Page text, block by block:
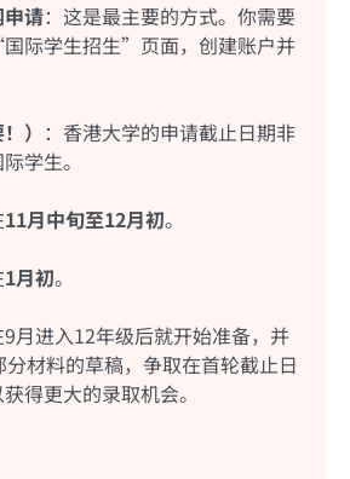
请：这是最主要的方式。你需要
际学生招生”页面，创建账户并
） ：香港大学的申请截止日期非
学生。
11月中旬至12月初。
1月初。
9月进入12年级后就开始准备，并
材料的草稿，争取在首轮截止日
得更大的录取机会。